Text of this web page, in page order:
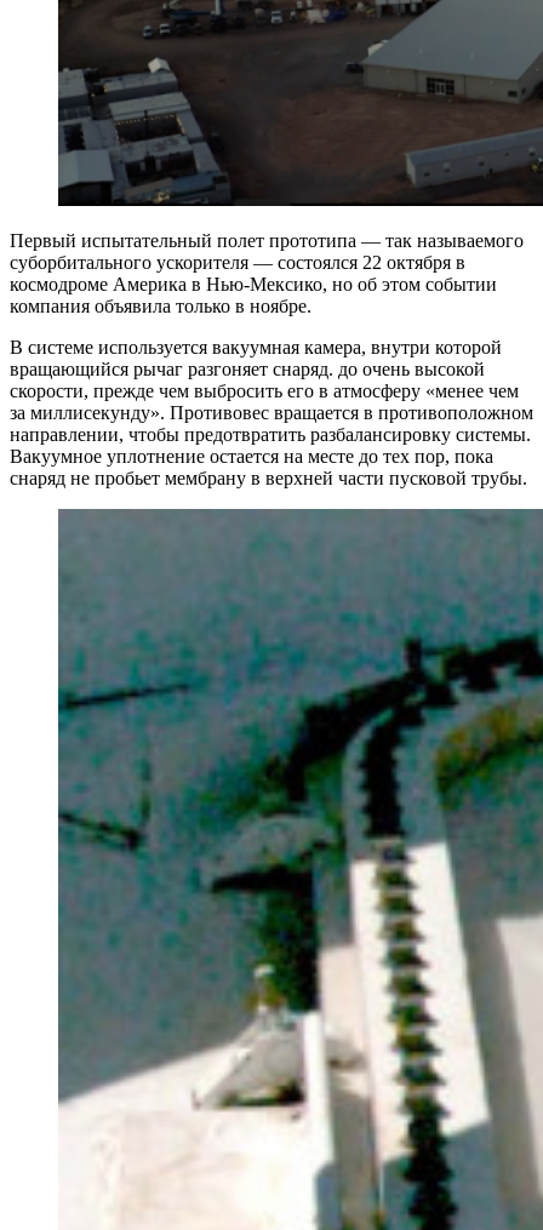
Первый испытательный полет прототипа — так называемого
суборбитального ускорителя — состоялся 22 октября в
космодроме Америка в Нью-Мексико, но об этом событии
компания объявила только в ноябре.
В системе используется вакуумная камера, внутри которой
вращающийся рычаг разгоняет снаряд. до очень высокой
скорости, прежде чем выбросить его в атмосферу «менее чем
за миллисекунду». Противовес вращается в противоположном
направлении, чтобы предотвратить разбалансировку системы.
Вакуумное уплотнение остается на месте до тех пор, пока
снаряд не пробьет мембрану в верхней части пусковой трубы.